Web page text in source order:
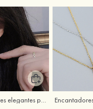
Encantadores elegantes perla pendientes